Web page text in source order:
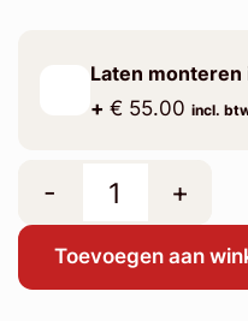
Laten
+ € 55.00 incl.
- +
Toevoegen aan